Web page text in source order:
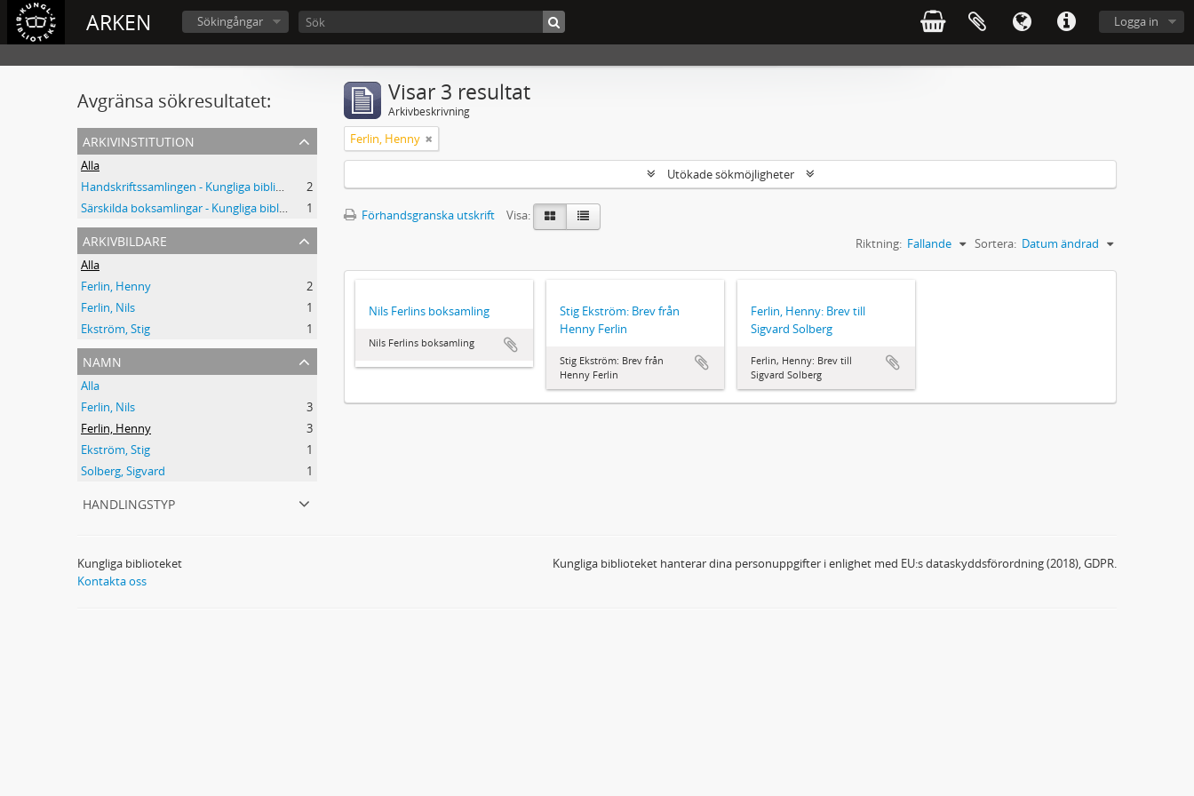
ARKEN Logga in
Sökingångar
Avgränsa sökresultatet:
arkivinstitution
Alla
Handskriftssamlingen - Kungliga biblioteket
2
Särskilda boksamlingar - Kungliga biblioteket
1
arkivbildare
Alla
Ferlin, Henny
2
Ferlin, Nils
1
Ekström, Stig
1
namn
Alla
Ferlin, Nils
3
Ferlin, Henny
3
Ekström, Stig
1
Solberg, Sigvard
1
handlingstyp
Visar 3 resultat
Arkivbeskrivning
Ferlin, Henny
Utökade sökmöjligheter
Förhandsgranska utskrift
Visa:
Sortera: Datum ändrad
Riktning: Fallande
Nils Ferlins boksamling
Nils Ferlins boksamling
Stig Ekström: Brev från
Henny Ferlin
Stig Ekström: Brev från
Henny Ferlin
Ferlin, Henny: Brev till
Sigvard Solberg
Ferlin, Henny: Brev till
Sigvard Solberg
Kungliga biblioteket
Kontakta oss
Kungliga biblioteket hanterar dina personuppgifter i enlighet med EU:s dataskyddsförordning (2018), GDPR.